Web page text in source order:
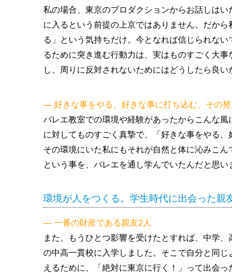
私の場合、東京のプロダクションからお話しは
に入るという前提の上京ではありません。だか
る」という気持ちだけ。今となれば信じられな
るために突き進む行動力は、実はものすごく大
し、周りに反対されないためにはどうしたら良
— 好きな事をやる、好きな事に打ち込む、その努
バレエ教室での環境や経験があったからこんな
に対してものすごく真摯で、「好きな事をやる
その環境にいた私にもそれが自然と体に沁みこ
という事を、バレエを通し学んでいたんだと思い
環境が人をつくる。学生時代に出会った親
— 一番の財産である親友2人
また、もうひとつ影響を受けたとすれば、中学
の中高一貫校に入学しました。そこで自分と同
えるために、「絶対に東京に行く！」って出会